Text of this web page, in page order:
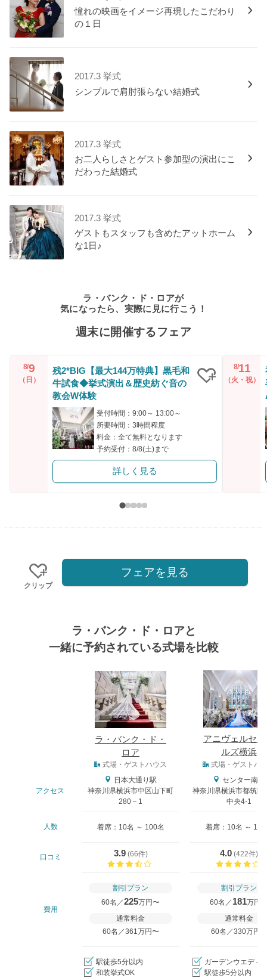
憧れの映画をイメージ再現したこだわり
の１日
2017.3 挙式
シンプルで肩肘張らない結婚式
2017.3 挙式
お二人らしさとゲスト参加型の演出にこ
だわった結婚式
2017.3 挙式
ゲストもスタッフも含めたアットホーム
な1日♪
ラ・バンク・ド・ロアが
気になったら、実際に見に行こう！
週末に開催するフェア
8/9
（日）
残2*BIG【最大144万特典】黒毛和
牛試食◆挙式演出＆歴史紡ぐ音の
教会W体験
受付時間：9:00～ 13:00～
所要時間：3時間程度
料金：全て無料となります
予約受付：8/8(土)まで
詳しく見る
8/11
（火・祝）
クリップ
フェアを見る
ラ・バンク・ド・ロアと
一緒に予約されている式場を比較
ラ・バンク・ド・
ロア
アニヴェルセ
ルズ横浜
式場・ゲストハウス 式場・ゲストハ
アクセス
日本大通り駅
神奈川県横浜市中区山下町
280－1
センター南駅
神奈川県横浜市都筑区
中央4-1
人数 着席：10名 ～ 100名 着席：10名 ～ 114
口コミ 3.9(66件)
4.0 (422件)
費用
割引プラン
60名／225万円〜
通常料金
60名／361万円〜
割引プラン
60名／ 181万円
通常料金
60名／330万円〜
駅徒歩5分以内
和装挙式OK
ガーデンウエディ
駅徒歩5分以内